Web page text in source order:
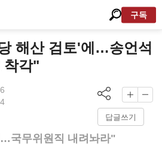
구독
해산 검토'에…송언석
착각"
답글쓰기
국무위원직 내려놔라"